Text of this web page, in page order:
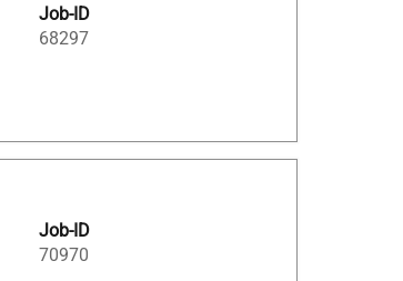
Job-ID
68297
Job-ID
70970